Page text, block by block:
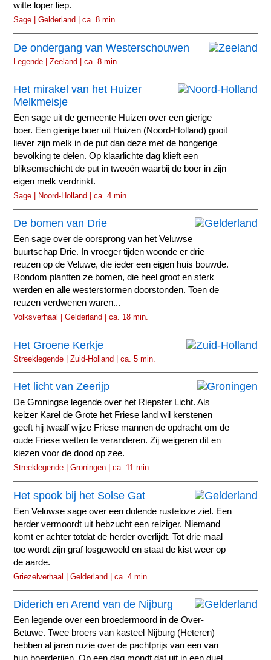
witte loper liep.
Sage | Gelderland | ca. 8 min.
De ondergang van Westerschouwen
Legende | Zeeland | ca. 8 min.
Het mirakel van het Huizer
Melkmeisje
Een sage uit de gemeente Huizen over een gierige
boer. Een gierige boer uit Huizen (Noord-Holland) gooit
liever zijn melk in de put dan deze met de hongerige
bevolking te delen. Op klaarlichte dag klieft een
bliksemschicht de put in tweeën waarbij de boer in zijn
eigen melk verdrinkt.
Sage | Noord-Holland | ca. 4 min.
De bomen van Drie
Een sage over de oorsprong van het Veluwse
buurtschap Drie. In vroeger tijden woonde er drie
reuzen op de Veluwe, die ieder een eigen huis bouwde.
Rondom plantten ze bomen, die heel groot en sterk
werden en alle westerstormen doorstonden. Toen de
reuzen verdwenen waren...
Volksverhaal | Gelderland | ca. 18 min.
Het Groene Kerkje
Streeklegende | Zuid-Holland | ca. 5 min.
Het licht van Zeerijp
De Groningse legende over het Riepster Licht. Als
keizer Karel de Grote het Friese land wil kerstenen
geeft hij twaalf wijze Friese mannen de opdracht om de
oude Friese wetten te veranderen. Zij weigeren dit en
kiezen voor de dood op zee.
Streeklegende | Groningen | ca. 11 min.
Het spook bij het Solse Gat
Een Veluwse sage over een dolende rusteloze ziel. Een
herder vermoordt uit hebzucht een reiziger. Niemand
komt er achter totdat de herder overlijdt. Tot drie maal
toe wordt zijn graf losgewoeld en staat de kist weer op
de aarde.
Griezelverhaal | Gelderland | ca. 4 min.
Diderich en Arend van de Nijburg
Een legende over een broedermoord in de Over-
Betuwe. Twee broers van kasteel Nijburg (Heteren)
hebben al jaren ruzie over de pachtprijs van een van